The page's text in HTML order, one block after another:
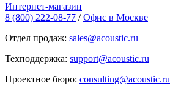
Интернет-магазин
8 (800) 222-08-77 / Офис в Москве
Отдел продаж: sales@acoustic.ru
Техподдержка: support@acoustic.ru
Проектное бюро: consulting@acoustic.ru